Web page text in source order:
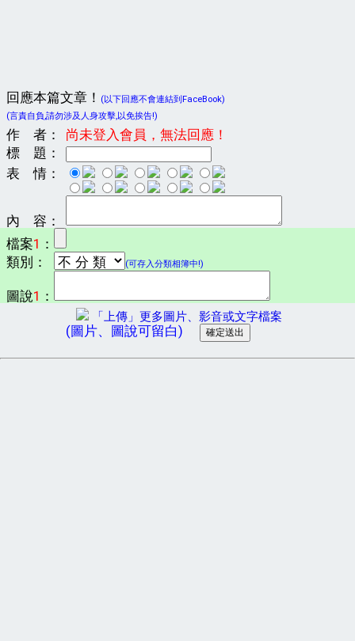
回應本篇文章！
(以下回應不會連結到FaceBook)
(言責自負,請勿涉及人身攻擊,以免挨告!)
作 者：
尚未登入會員，無法回應！
標 題：
表 情：
內 容：
檔案1 ：
類別：
(可存入分類相簿中!)
圖說1 ：
「上傳」更多圖片、影音或文字檔案
(圖片、圖說可留白)